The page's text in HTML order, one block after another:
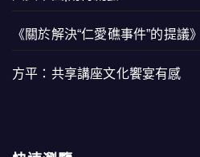
《關於解決“仁愛礁事件”的提議》
方平：共享講座文化饗宴有感